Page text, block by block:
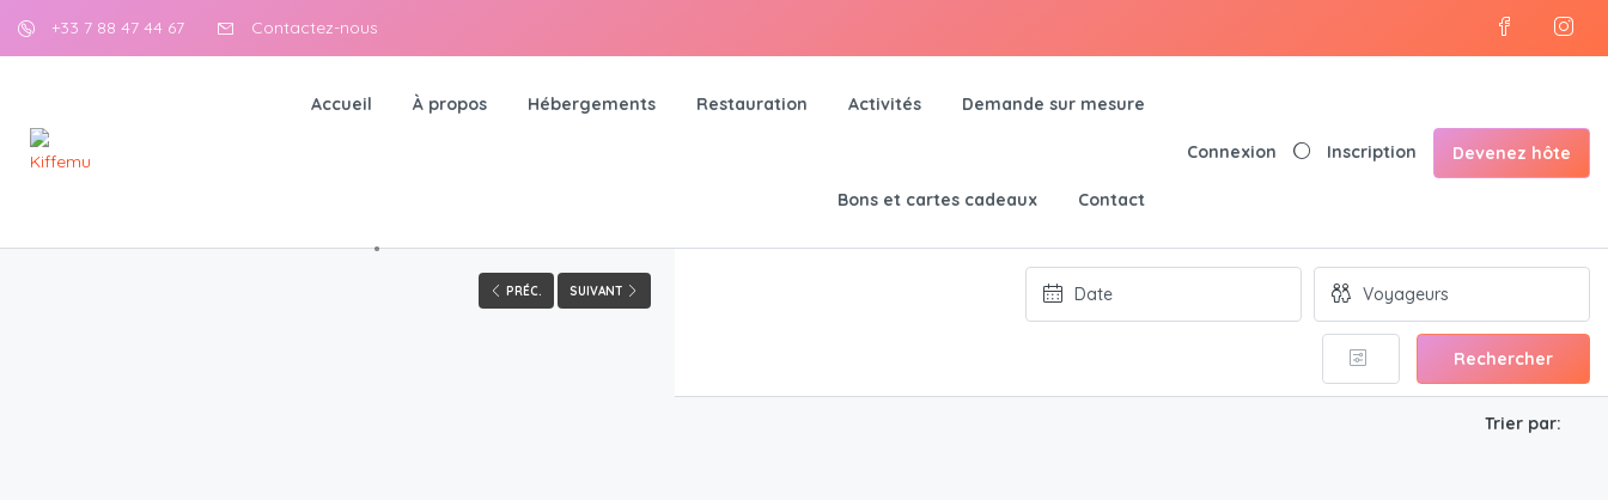
+33 7 88 47 44 67 Contactez-nous
Accueil À propos Hébergements Restauration Activités Demande sur mesure
Bons et cartes cadeaux Contact
Connexion Inscription Devenez hôte
PRÉC. SUIVANT
Rechercher
Trier par: